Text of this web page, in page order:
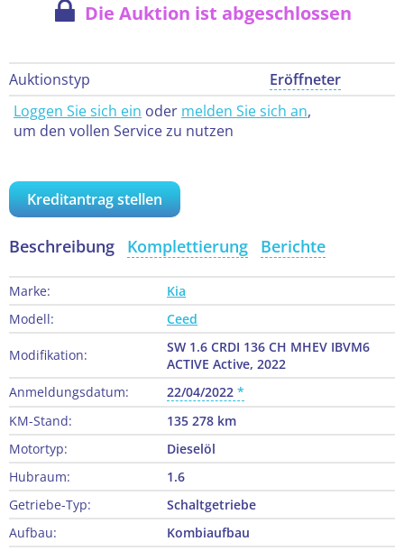
Die Auktion ist abgeschlossen
Auktionstyp
Eröffneter
Loggen Sie sich ein oder melden Sie sich an,
um den vollen Service zu nutzen
Kreditantrag stellen
Beschreibung Komplettierung Berichte
Marke:
Kia
Modell:
Ceed
Modifikation:
SW 1.6 CRDI 136 CH MHEV IBVM6
ACTIVE Active, 2022
Anmeldungsdatum:
22/04/2022
KM-Stand:
135 278 km
Motortyp:
Dieselöl
Hubraum:
1.6
Getriebe-Typ:
Schaltgetriebe
Aufbau:
Kombiaufbau